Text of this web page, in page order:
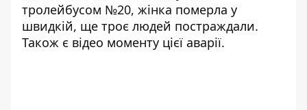
тролейбусом №20, жінка померла у
швидкій, ще троє людей постраждали.
Також є відео моменту цієї аварії.